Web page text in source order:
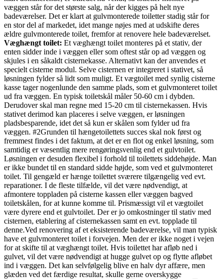
væggen står for det største salg, når der kigges på helt nye
badeværelser. Det er klart at gulvmonterede toiletter stadig står for
en stor del af markedet, idet mange nøjes med at udskifte deres
ældre gulvmonterede toilet, fremfor at renovere hele badeværelset.
Væghængt toilet: Et væghængt toilet monteres på et stativ, der
enten sidder inde i væggen eller som oftest står op ad væggen og
skjules i en såkaldt cisternekasse. Alternativt kan der anvendes et
specielt cisterne modul. Selve cisternen er integreret i stativet, så
løsningen fylder så lidt som muligt. Et vægtoilet med synlig cisterne
kasse tager nogenlunde den samme plads, som et gulvmonteret toilet
ud fra væggen. En typisk toiletskål måler 50-60 cm i dybden.
Derudover skal man regne med 15-20 cm til cisternekassen. Hvis
stativet derimod kan placeres i selve væggen, er løsningen
pladsbesparende, idet det så kun er skålen som fylder ud fra
væggen. #2Grunden til hængetoilettets succes skal nok først og
fremmest findes i det faktum, at det er en flot og enkel løsning, som
samtidig er væsentlig mere rengøringsvenlig end et gulvtoilet.
Løsningen er desuden flexibel i forhold til toilettets siddehøjde. Man
er ikke bundet til en standard sidde højde, som ved et gulvmonteret
toilet. Til gengæld er hænge toilettet sværere tilgængelig ved evt.
reparationer. I de fleste tilfælde, vil det være nødvendigt, at
afmontere toppladen på cisterne kassen eller væggen bagved
toiletskålen, for at kunne komme til. Prismæssigt vil et vægtoilet
være dyrere end et gulvtoilet. Der er jo omkostninger til stativ med
cisternen, etablering af cisternekassen samt en evt. topplade til
denne.Ved renovering af et eksisterende badeværelse, vil man typisk
have et gulvmonteret toilet i forvejen. Men der er ikke noget i vejen
for at skifte til at væghængt toilet. Hvis toilettet har afløb ned i
gulvet, vil det være nødvendigt at hugge gulvet op og flytte afløbet
ind i væggen. Det kan selvfølgelig blive en halv dyr affære, men
glæden ved det færdige resultat, skulle gerne overskygge